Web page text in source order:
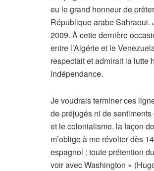
eu le grand honneur de
République arabe Sahraoui.
2009. À cette dernière
entre l’Algérie et le
respectait et admirait la lutte
indépendance.
Je voudrais terminer ces
de préjugés ni de sentiments
et le colonialisme, la façon
m’oblige à me révolter dès
espagnol : toute prétention
voir avec Washington »